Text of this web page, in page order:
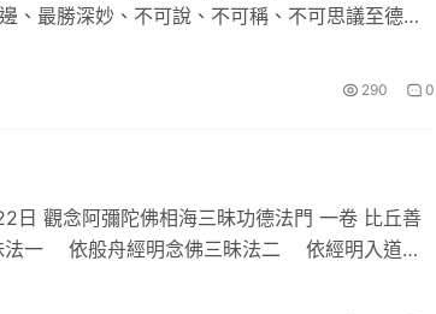
、最勝深妙、不可說、不可稱、不可思議至德。
290 0
日 觀念阿彌陀佛相海三昧功德法門 一卷 比丘善
一 依般舟經明念佛三昧法二 依經明入道場